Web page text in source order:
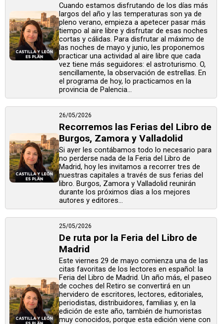
Cuando estamos disfrutando de los días más
largos del año y las temperaturas son ya de
pleno verano, empieza a apetecer pasar más
tiempo al aire libre y disfrutar de esas noches
cortas y cálidas. Para disfrutar al máximo de
las noches de mayo y junio, les proponemos
practicar una actividad al aire libre que cada
vez tiene más seguidores: el astroturismo. O,
sencillamente, la observación de estrellas. En
el programa de hoy, lo practicamos en la
provincia de Palencia...
26/05/2026
Recorremos las Ferias del Libro de
Burgos, Zamora y Valladolid
Si ayer les contábamos todo lo necesario para
no perderse nada de la Feria del Libro de
Madrid, hoy les invitamos a recorrer tres de
nuestras capitales a través de sus ferias del
libro. Burgos, Zamora y Valladolid reunirán
durante los próximos días a los mejores
autores y editores...
25/05/2026
De ruta por la Feria del Libro de
Madrid
Este viernes 29 de mayo comienza una de las
citas favoritas de los lectores en español: la
Feria del Libro de Madrid. Un año más, el paseo
de coches del Retiro se convertirá en un
hervidero de escritores, lectores, editoriales,
periodistas, distribuidores, familias y, en la
edición de este año, también de humoristas
muy conocidos, porque esta edición viene con